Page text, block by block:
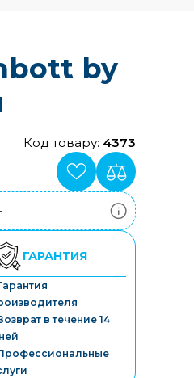
by
Код товару: 4373
кредит 0.01%
кредит 0.01%
кредит 0.01%
кредит 0.01%
кредит 0.01%
кредит 0.01%
ГАРАНТИЯ
в течение 14